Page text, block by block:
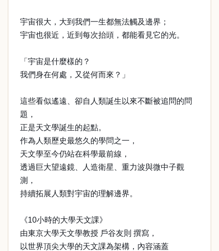
宇宙很大，大到我們一生都無法觸及邊界；
宇宙也很近，近到每次抬頭，都能看見它的光。
「宇宙是什麼樣的？
我們身在何處，又從何而來？」
這些看似遙遠、卻自人類誕生以來不斷被追問的問
題，
正是天文學誕生的起點。
作為人類歷史最悠久的學問之一，
天文學至今仍站在科學最前線，
透過巨大望遠鏡、人造衛星、重力波與微中子觀
測，
持續拓展人類對宇宙的理解邊界。
《10小時的大學天文課》
由東京大學天文學教授 戶谷友則 撰寫，
以世界頂尖大學的天文課為架構，內容涵蓋